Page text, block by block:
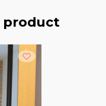
product